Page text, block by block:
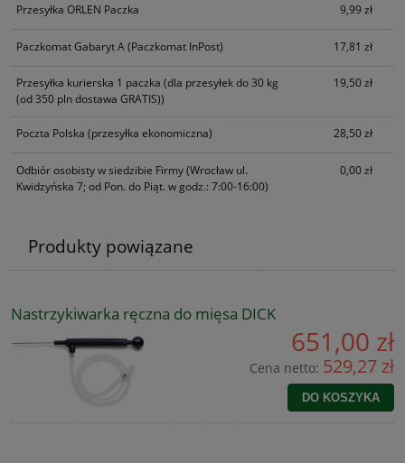
Przesyłka ORLEN Paczka 9,99 zł
Paczkomat Gabaryt A(Paczkomat InPost) 17,81 zł
Przesyłka kurierska 1 paczka (dla przesyłek do 30 kg
(od 350 pln dostawa GRATIS))
19,50 zł
Poczta Polska (przesyłka ekonomiczna) 28,50 zł
Odbiór osobisty w siedzibie Firmy(Wrocław ul.
Kwidzyńska 7; od Pon. do Piąt. w godz.: 7:00-16:00)
0,00 zł
Produkty powiązane
Nastrzykiwarka ręczna do mięsa DICK
651,00 zł
Cena netto: 529,27 zł
DO KOSZYKA